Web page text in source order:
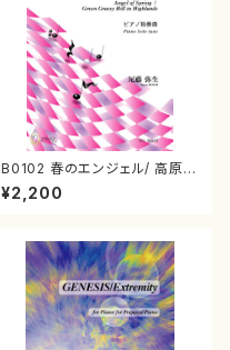
B0102 春のエンジェル/ 高原の
グリーングラス（ピアノソロ/尾藤
弥生/楽譜）
¥2,200